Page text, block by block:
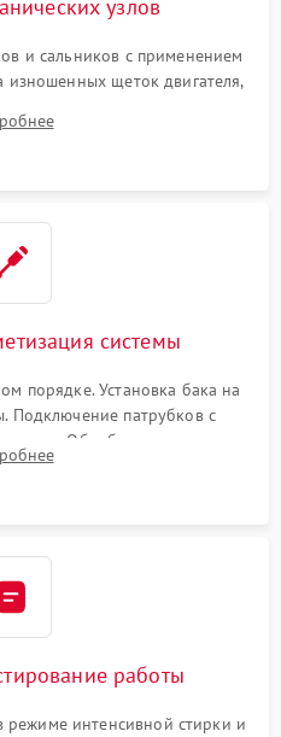
узлов
и сальников с применением
изношенных щеток двигателя,
манжеты.
системы
порядке. Установка бака на
Подключение патрубков с
Обработка стыков
возможных протечек воды.
работы
интенсивной стирки и